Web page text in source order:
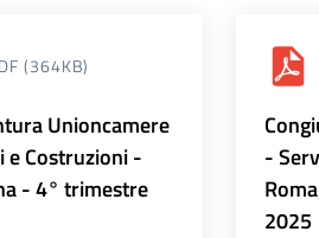
(364KB)
Unioncamere
e Costruzioni -
- 4° trimestre
-
2025